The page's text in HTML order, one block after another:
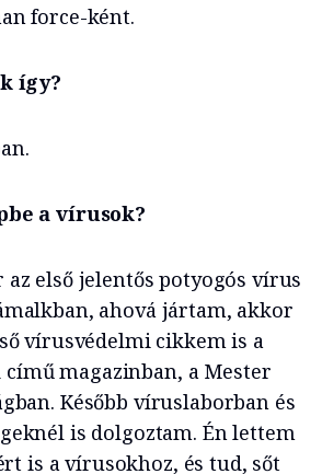
force-ként.
így?
a vírusok?
az első jelentős potyogós vírus
ahová jártam, akkor
vírusvédelmi cikkem is a
magazinban, a Mester
Később víruslaborban és
is dolgoztam. Én lettem
is a vírusokhoz, és tud, sőt